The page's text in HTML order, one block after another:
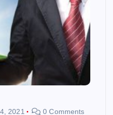
2021 0 Comments